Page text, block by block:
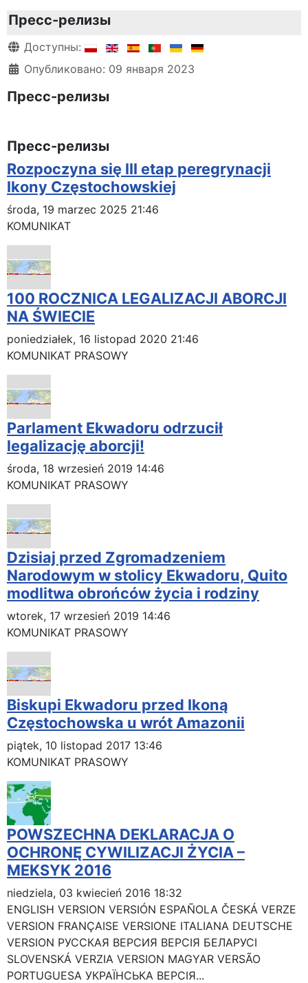
Пресс-релизы
Информация о материале
Доступны:
Опубликовано: 09 января 2023
Пресс-релизы
Пресс-релизы
Rozpoczyna się III etap peregrynacji
Ikony Częstochowskiej
środa, 19 marzec 2025 21:46
KOMUNIKAT
100 ROCZNICA LEGALIZACJI ABORCJI
NA ŚWIECIE
poniedziałek, 16 listopad 2020 21:46
KOMUNIKAT PRASOWY
Parlament Ekwadoru odrzucił
legalizację aborcji!
środa, 18 wrzesień 2019 14:46
KOMUNIKAT PRASOWY
Dzisiaj przed Zgromadzeniem
Narodowym w stolicy Ekwadoru, Quito
modlitwa obrońców życia i rodziny
wtorek, 17 wrzesień 2019 14:46
KOMUNIKAT PRASOWY
Biskupi Ekwadoru przed Ikoną
Częstochowska u wrót Amazonii
piątek, 10 listopad 2017 13:46
KOMUNIKAT PRASOWY
POWSZECHNA DEKLARACJA O
OCHRONĘ CYWILIZACJI ŻYCIA –
MEKSYK 2016
niedziela, 03 kwiecień 2016 18:32
ENGLISH VERSION VERSIÓN ESPAÑOLA ČESKÁ VERZE
VERSION FRANÇAISE VERSIONE ITALIANA DEUTSCHE
VERSION РУССКАЯ BЕРСИЯ BEPCIЯ БЕЛАРУСІ
SLOVENSKÁ VERZIA VERSION MAGYAR VERSÃO
PORTUGUESA УКРАЇНСЬКА ВЕРСІЯ...